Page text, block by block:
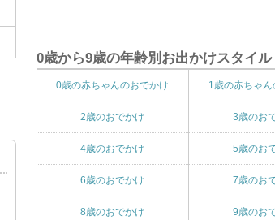
0歳から9歳の年齢別お出かけスタイル
0歳の赤ちゃんのおでかけ 1歳の赤ちゃ
2歳のおでかけ 3歳のお
4歳のおでかけ 5歳のお
6歳のおでかけ 7歳のお
8歳のおでかけ 9歳のお